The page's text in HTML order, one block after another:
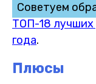
Советуем
ТОП-18
года.
Плюсы